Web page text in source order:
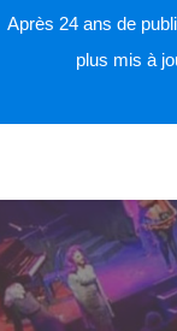
Après 24 ans de
plus mis à